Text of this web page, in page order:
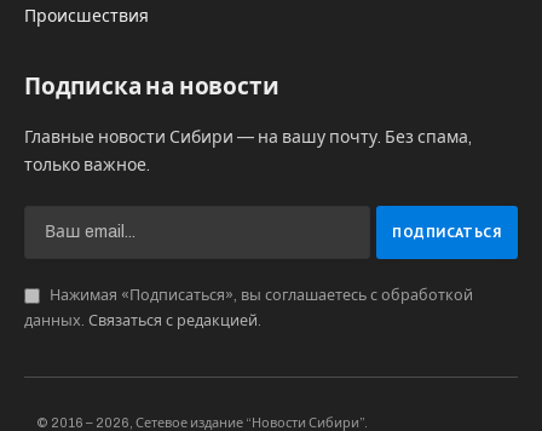
Происшествия
Подписка на новости
Главные новости Сибири — на вашу почту. Без спама,
только важное.
Нажимая «Подписаться», вы соглашаетесь с обработкой
данных. Связаться с редакцией
© 2016 – 2026, Сетевое издание “Новости Сибири”.